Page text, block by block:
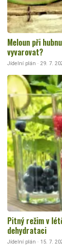
Meloun při
vyvarovat?
Jídelní plán · 29. 7.
Pitný režim v
dehydrataci
Jídelní plán · 15. 7.